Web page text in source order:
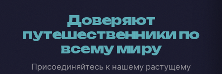
Доверяют
путешественники по
всему миру
Присоединяйтесь к нашему растущему